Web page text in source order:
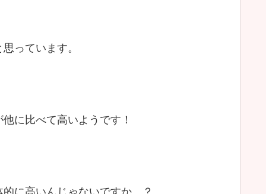
っています。
に比べて高いようです！